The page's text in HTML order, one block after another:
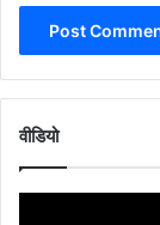
वीडियो